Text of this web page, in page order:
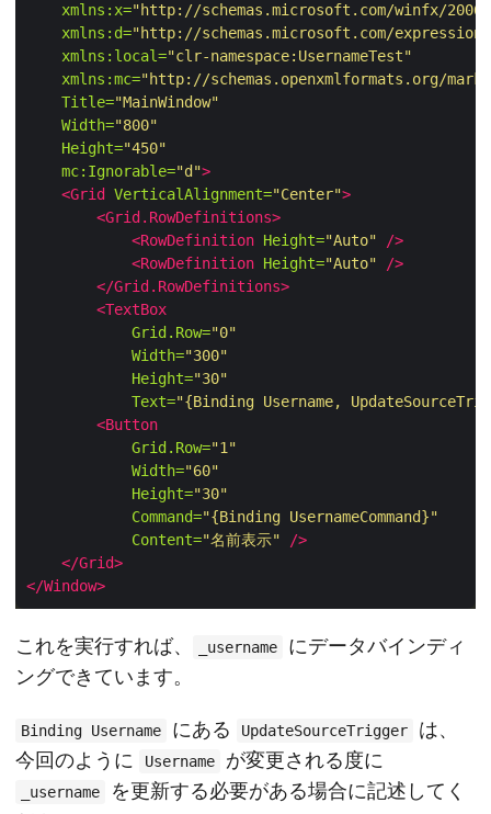
xmlns:x="http://schemas.microsoft.com/winfx/
xmlns:d="http://schemas.microsoft.com/
xmlns:local="clr-namespace:UsernameTest"
xmlns:mc="http://schemas.openxmlformats.org/
Title="MainWindow"
Width="800"
Height="450"
mc:Ignorable="d">
<Grid
VerticalAlignment="Center">
<Grid.RowDefinitions>
<RowDefinition Height="Auto"
/>
<RowDefinition Height="Auto"
/>
</Grid.RowDefinitions>
<TextBox
Grid.Row="0"
Width="300"
Height="30"
Text="{Binding Username,
<Button
Grid.Row="1"
Width="60"
Height="30"
Command="{Binding UsernameCommand}"
Content="名前表示"
/>
</Grid>
</Window>
これを実行すれば、 _username
にデータバインディ
ングできています。
Binding Username にある UpdateSourceTrigger
は、
今回のように
Username が変更される度に
_username
を更新する必要がある場合に記述してく